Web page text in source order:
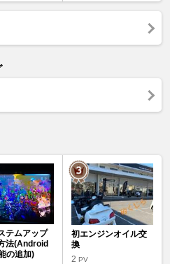
テムアップ
法(Android
の追加)
初エンジンオイル交
換
2 PV